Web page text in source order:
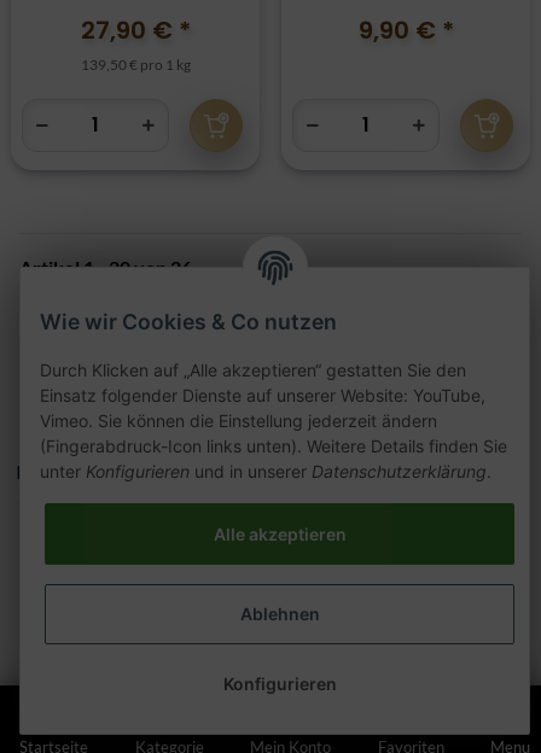
27,90 € *
139,50 € pro 1 kg
9,90 € *
Artikel 1 - 20 von 26
Seite1
Wie wir Cookies & Co nutzen
Durch Klicken auf „Alle akzeptieren“ gestatten Sie den
Einsatz folgender Dienste auf unserer Website: YouTube,
Vimeo. Sie können die Einstellung jederzeit ändern
(Fingerabdruck-Icon links unten). Weitere Details finden Sie
unter Konfigurieren und in unserer Datenschutzerklärung.
Alle akzeptieren
Ablehnen
Konfigurieren
Kategorien
Startseite Kategorie Mein Konto Favoriten Menu